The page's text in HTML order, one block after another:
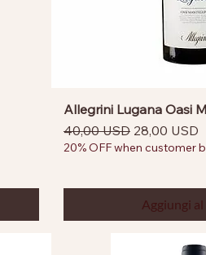
Allegrini Lugana Oasi
Prezzo regolare
40,00 USD Prezzo
28,00 USD
20% OFF when customer
Aggiungi